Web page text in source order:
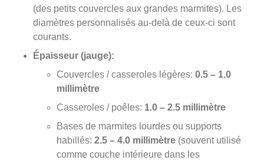
(des petits couvercles aux grandes marmites). Les
diamètres personnalisés au-delà de ceux-ci sont
courants.
Épaisseur (jauge):
Couvercles / casseroles légères: 0.5 – 1.0
millimètre
Casseroles / poêles: 1.0 – 2.5 millimètre
Bases de marmites lourdes ou supports
habillés: 2.5 – 4.0 millimètre (souvent utilisé
comme couche intérieure dans les